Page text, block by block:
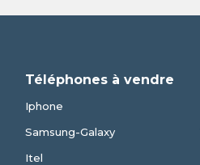
Téléphones à vendre
Iphone
Samsung-Galaxy
Itel